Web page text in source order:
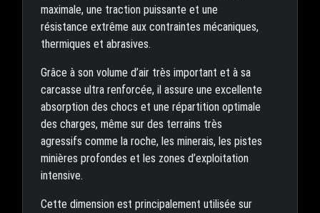
maximale, une traction puissante et une
résistance extrême aux contraintes mécaniques,
thermiques et abrasives.
Grâce à son volume d’air très important et à sa
carcasse ultra renforcée, il assure une excellente
absorption des chocs et une répartition optimale
des charges, même sur des terrains très
agressifs comme la roche, les minerais, les pistes
minières profondes et les zones d’exploitation
intensive.
Cette dimension est principalement utilisée sur